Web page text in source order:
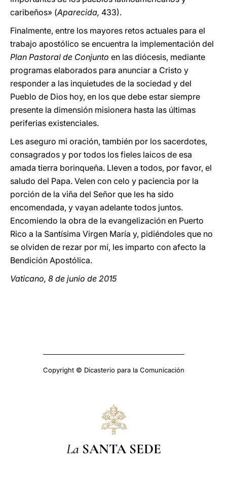
caribeños» (Aparecida, 433).
Finalmente, entre los mayores retos actuales para el
trabajo apostólico se encuentra la implementación del
Plan Pastoral de Conjunto en las diócesis, mediante
programas elaborados para anunciar a Cristo y
responder a las inquietudes de la sociedad y del
Pueblo de Dios hoy, en los que debe estar siempre
presente la dimensión misionera hasta las últimas
periferias existenciales.
Les aseguro mi oración, también por los sacerdotes,
consagrados y por todos los fieles laicos de esa
amada tierra borinqueña. Lleven a todos, por favor, el
saludo del Papa. Velen con celo y paciencia por la
porción de la viña del Señor que les ha sido
encomendada, y vayan adelante todos juntos.
Encomiendo la obra de la evangelización en Puerto
Rico a la Santísima Virgen María y, pidiéndoles que no
se olviden de rezar por mí, les imparto con afecto la
Bendición Apostólica.
Vaticano, 8 de junio de 2015
Copyright © Dicasterio para la Comunicación
La SANTA SEDE